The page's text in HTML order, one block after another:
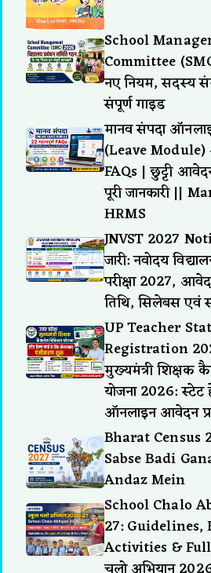
School
Committee
नए नियम, सदस्य
संपूर्ण गाइड
मानव संपदा
(Leave Module)
FAQs | छुट्टी
पूरी जानकारी ||
HRMS
JNVST 2027
जारी: नवोदय
परीक्षा 2027,
तिथि, सिलेबस एवं
UP Teacher
Registration
मुख्यमंत्री शिक्षक
योजना 2026: स्टेट
ऑनलाइन आवेदन
Bharat Census
Sabse Badi
Andaz Mein
School Chalo
27: Guidelines,
Activities &